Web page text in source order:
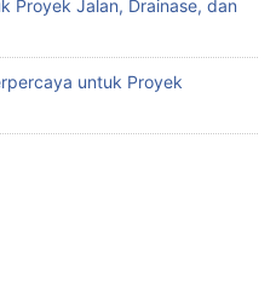
Proyek Jalan, Drainase, dan
untuk Proyek